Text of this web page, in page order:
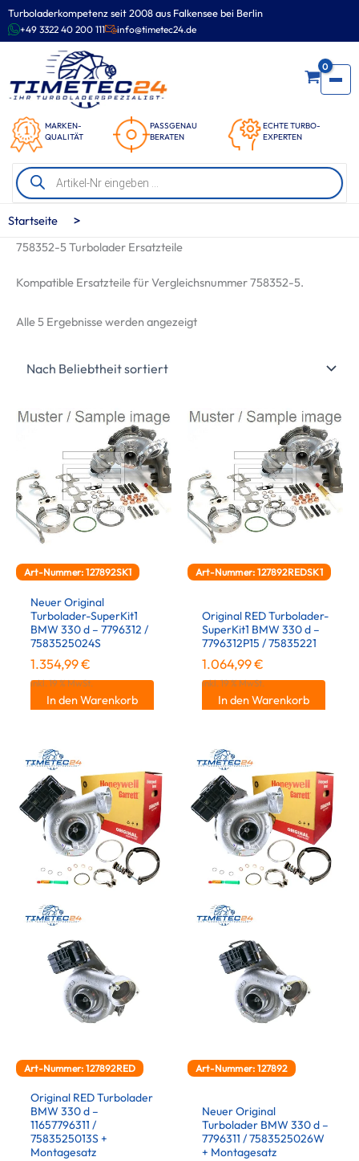
Turboladerkompetenz seit 2008 aus Falkensee bei Berlin
+49 3322 40 200 111 info@timetec24.de
MARKEN-
QUALITÄT
PASSGENAU
BERATEN
ECHTE TURBO-
EXPERTEN
0
Products
search
Zum
Inhalt
springen
Startseite >
758352-5 Turbolader Ersatzteile
Kompatible Ersatzteile für Vergleichsnummer 758352-5.
Alle 5 Ergebnisse werden angezeigtNach
Art-Nummer: 127892SK1
Neuer Original
Turbolader-SuperKit1
BMW 330 d – 7796312 /
7583525024S
1.354,99€
inkl. 19 % MwSt.
In den Warenkorb
Art-Nummer: 127892REDSK1
Original RED Turbolader-
SuperKit1 BMW 330 d –
7796312P15 / 75835221
1.064,99€
inkl. 19 % MwSt.
In den Warenkorb
Art-Nummer: 127892RED
Original RED Turbolader
BMW 330 d –
11657796311 /
7583525013S +
Montagesatz
Art-Nummer: 127892
Neuer Original
Turbolader BMW 330 d –
7796311 / 7583525026W
+ Montagesatz